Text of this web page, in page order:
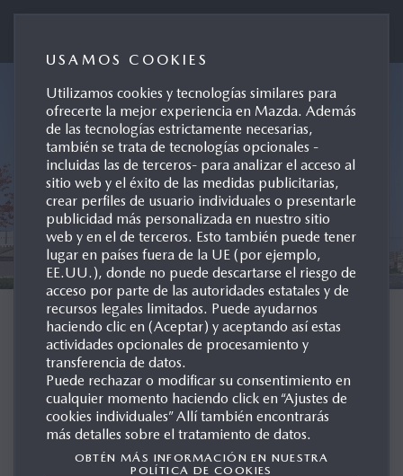
MAZDA CORPORATION
EQUIPO DE DIRECCIÓN
MASAHIRO MORO
USAMOS COOKIES
Utilizamos cookies y tecnologías similares para
ofrecerte la mejor experiencia en Mazda. Además
de las tecnologías estrictamente necesarias,
también se trata de tecnologías opcionales -
incluidas las de terceros- para analizar el acceso al
sitio web y el éxito de las medidas publicitarias,
crear perfiles de usuario individuales o presentarle
publicidad más personalizada en nuestro sitio
web y en el de terceros. Esto también puede tener
lugar en países fuera de la UE (por ejemplo,
EE.UU.), donde no puede descartarse el riesgo de
acceso por parte de las autoridades estatales y de
recursos legales limitados. Puede ayudarnos
haciendo clic en (Aceptar) y aceptando así estas
actividades opcionales de procesamiento y
transferencia de datos.
Puede rechazar o modificar su consentimiento en
cualquier momento haciendo click en “Ajustes de
cookies individuales” Allí también encontrarás
más detalles sobre el tratamiento de datos.
OBTÉN MÁS INFORMACIÓN EN NUESTRA
POLÍTICA DE COOKIES